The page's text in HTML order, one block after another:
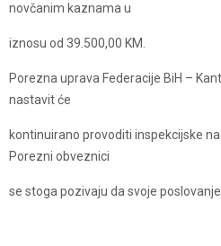
novčanim kaznama u
iznosu od 39.500,00 KM.
Porezna uprava Federacije BiH –
nastavit će
kontinuirano provoditi inspekcijske
Porezni obveznici
se stoga pozivaju da svoje